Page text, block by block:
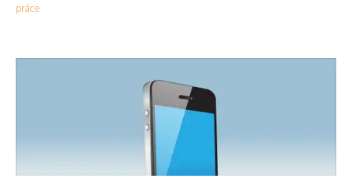
práce